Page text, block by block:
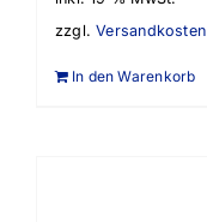
zzgl.Versandkosten
In den Warenkorb